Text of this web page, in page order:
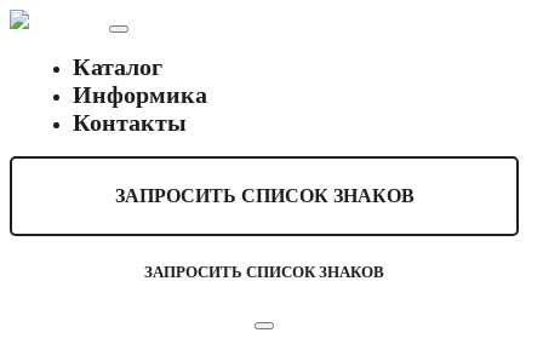
Каталог
Информика
Контакты
ЗАПРОСИТЬ СПИСОК ЗНАКОВ
ЗАПРОСИТЬ СПИСОК ЗНАКОВ